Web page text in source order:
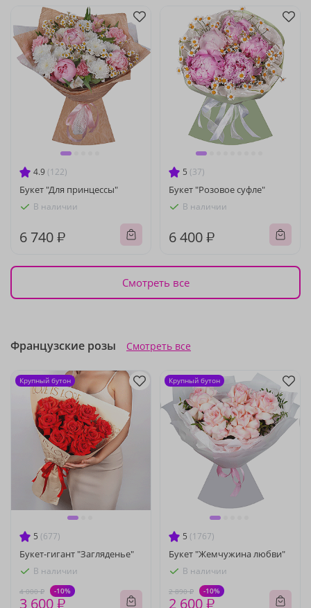
4.9 (122)
Букет "Для принцессы"
В наличии
6 740 ₽
5 (37)
Букет "Розовое суфле"
В наличии
6 400 ₽
Смотреть все
Французские розы Смотреть все
5 (677)
Букет-гигант "Загляденье"
В наличии
4 000 ₽ -10%
3 600 ₽
Крупный бутон
5 (1767)
Букет "Жемчужина любви"
В наличии
2 890 ₽ -10%
2 600 ₽
Крупный бутон